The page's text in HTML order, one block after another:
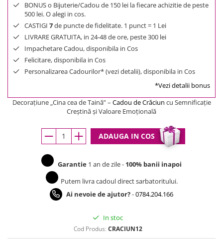
BONUS o Bijuterie/Cadou de 150 lei la fiecare achizitie de peste
500 lei. O alegi in cos.
CASTIGI 7de puncte de fidelitate. 1 punct = 1 Lei
LIVRARE GRATUITA, in 24-48 de ore, peste 300 lei
Impachetare Cadou, disponibila in Cos
Felicitare, disponibila in Cos
Personalizarea Cadourilor* (vezi detalii), disponibila in Cos
*Vezi detalii bonus
Decorațiune „Cina cea de Taină” – Cadou de Crăciun cu Semnificație
Creștină și Valoare Emoțională
ADAUGA IN COS
Garantie 1 an de zile - 100% banii inapoi
Putem livra cadoul direct sarbatoritului.
Ai nevoie de ajutor?-0784.204.166
In stoc
Cod Produs: CRACIUN12